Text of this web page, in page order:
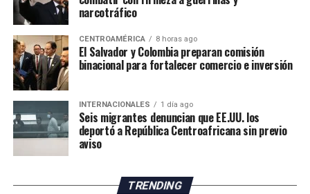
narcotráfico
CENTROAMÉRICA 8 horas ago
El Salvador y Colombia preparan comisión
binacional para fortalecer comercio e inversión
INTERNACIONALES 1 día ago
Seis migrantes denuncian que EE.UU. los
deportó a República Centroafricana sin previo
aviso
TRENDING